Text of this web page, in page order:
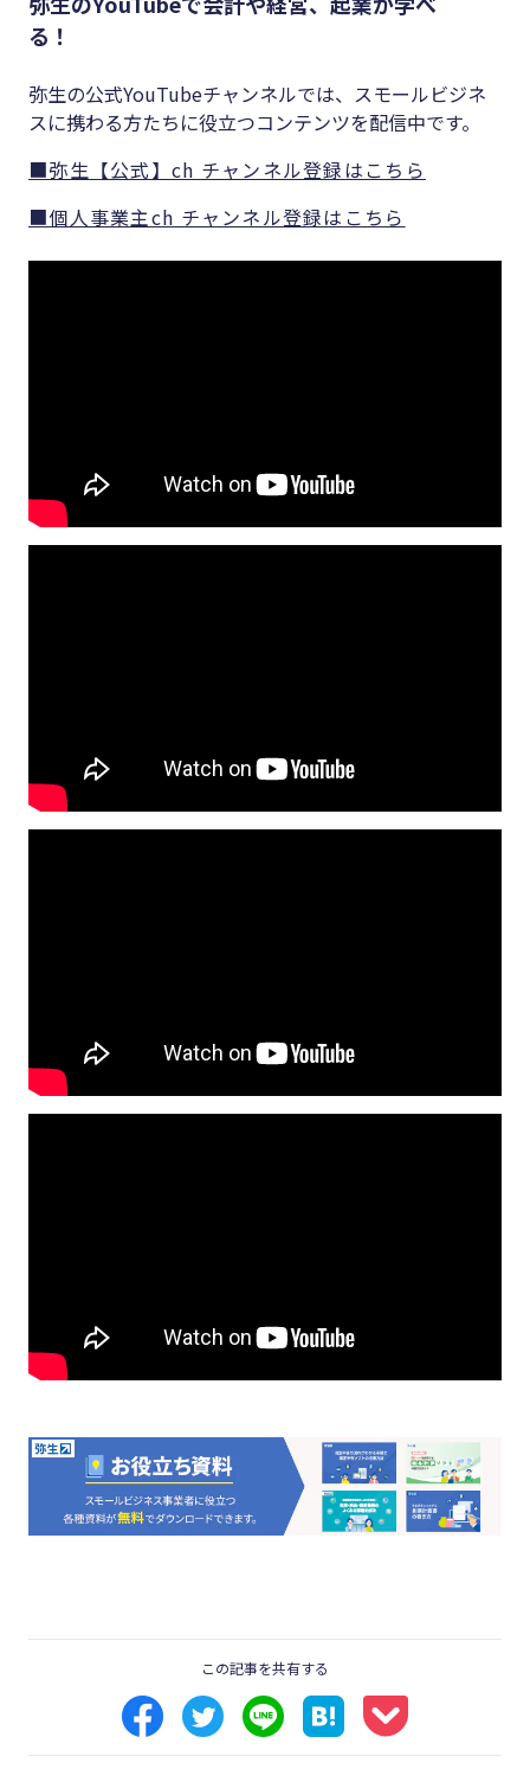
る！
弥生の公式YouTubeチャンネルでは、スモールビジネ
スに携わる方たちに役立つコンテンツを配信中です。
■弥生【公式】ch チャンネル登録はこちら
■個人事業主ch チャンネル登録はこちら
この記事を共有する